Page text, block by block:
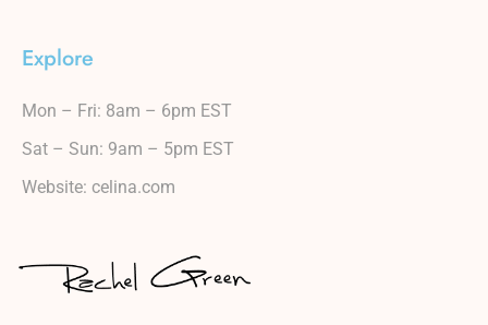
Explore
Mon – Fri: 8am – 6pm EST
Sat – Sun: 9am – 5pm EST
Website: celina.com